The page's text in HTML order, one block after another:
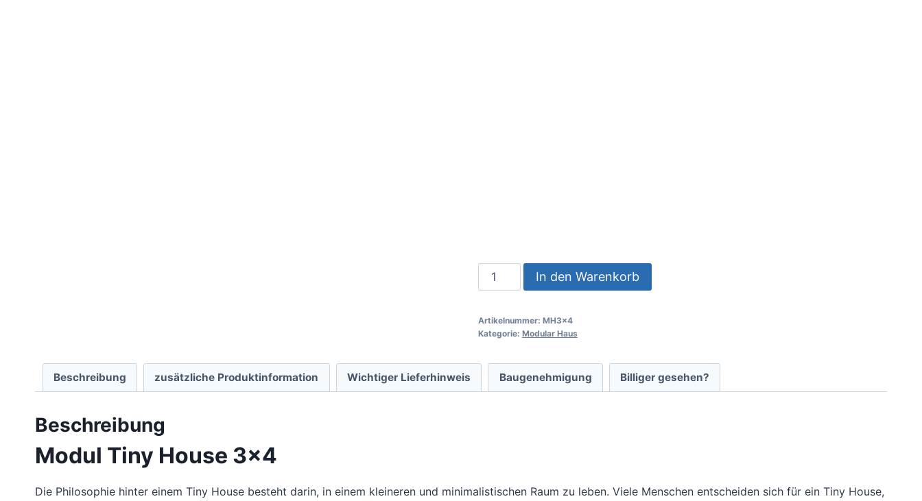
In den Warenkorb
Artikelnummer: MH3x4
Kategorie: Modular Haus
Beschreibung zusätzliche Produktinformation Wichtiger Lieferhinweis Baugenehmigung Billiger gesehen?
Beschreibung
Modul Tiny House 3×4
Die Philosophie hinter einem Tiny House besteht darin, in einem kleineren und minimalistischen Raum zu leben. Viele Menschen entscheiden sich für ein Tiny House,